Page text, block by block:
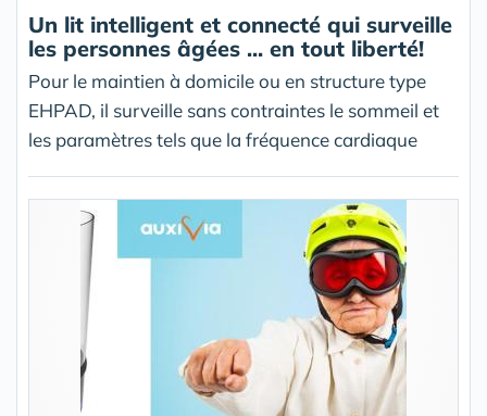
Un lit intelligent et connecté qui surveille
les personnes âgées ... en tout liberté!
Pour le maintien à domicile ou en structure type
EHPAD, il surveille sans contraintes le sommeil et
les paramètres tels que la fréquence cardiaque